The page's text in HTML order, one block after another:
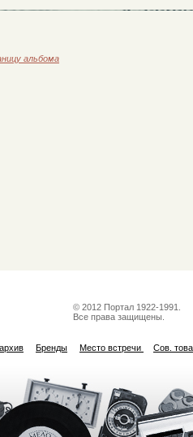
альбома
© 2012 Портал 1922-1991.
Все права защищены.
Бренды Место встречи Сов.